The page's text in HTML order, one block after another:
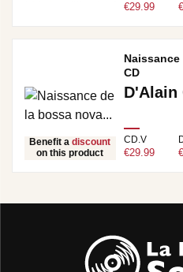
€29.99
Benefit adiscount
on this product
CD
D'Alain
CD.V
€29.99